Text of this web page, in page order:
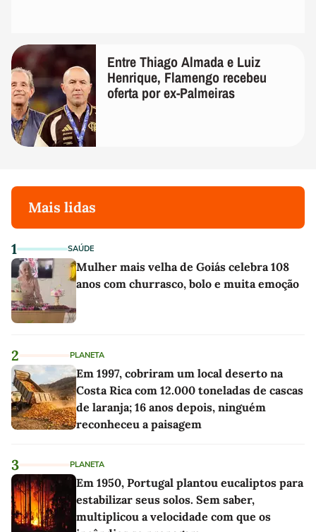
Entre Thiago Almada e Luiz
Henrique, Flamengo recebeu
oferta por ex-Palmeiras
Mais lidas
1 SAÚDE
Mulher mais velha de Goiás celebra 108
anos com churrasco, bolo e muita emoção
2 PLANETA
Em 1997, cobriram um local deserto na
Costa Rica com 12.000 toneladas de cascas
de laranja; 16 anos depois, ninguém
reconheceu a paisagem
3 PLANETA
Em 1950, Portugal plantou eucaliptos para
estabilizar seus solos. Sem saber,
multiplicou a velocidade com que os